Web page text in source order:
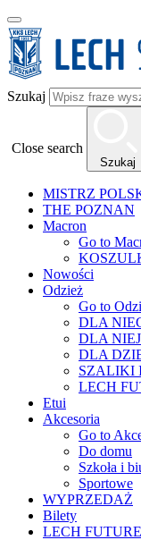
Szukaj
Close search
Szukaj
MISTRZ
THE POZNAN
Macron
Go to
Nowości
Odzież
Go to
DLA
DLA NIEJ
DLA
SZALIKI
LECH
Etui
Akcesoria
Go to
Do domu
Szkoła i
Sportowe
WYPRZEDAŻ
Bilety
LECH FUTURE